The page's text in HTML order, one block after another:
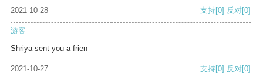
2021-10-28 支持[0] 反对[0]
游客
Shriya sent you a frien
2021-10-27 支持[0] 反对[0]